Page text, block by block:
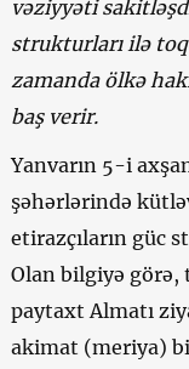
vəziyyəti
strukturları ilə
zamanda ölkə
baş verir.
Yanvarın 5-i
şəhərlərində
etirazçıların güc
Olan bilgiyə görə,
paytaxt Almatı
akimat (meriya)